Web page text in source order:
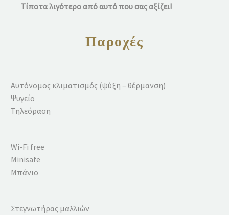
Τίποτα λιγότερο από αυτό που σας αξίζει!
Παροχές
Αυτόνομος κλιματισμός (ψύξη – θέρμανση)
Ψυγείο
Τηλεόραση
Wi-Fi free
Minisafe
Mπάνιο
Στεγνωτήρας μαλλιών